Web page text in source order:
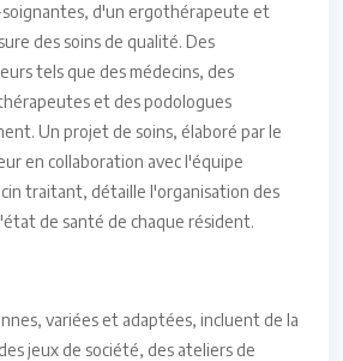
d'un ergothérapeute et
des soins de qualité. Des
tels que des médecins, des
et des podologues
Un projet de soins, élaboré par le
en collaboration avec l'équipe
traitant, détaille l'organisation des
de santé de chaque résident.
variées et adaptées, incluent de la
jeux de société, des ateliers de